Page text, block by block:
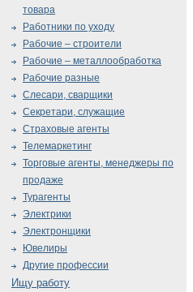
товара
Работники по уходу
Рабочие – строители
Рабочие – металлообработка
Рабочие разные
Слесари, сварщики
Секретари, служащие
Страховые агенты
Телемаркетинг
Торговые агенты, менеджеры по
продаже
Турагенты
Электрики
Электронщики
Ювелиры
Другие профессии
Ищу работу